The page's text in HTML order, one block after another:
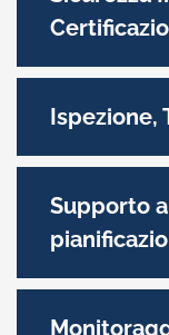
Ispezione,
Supporto